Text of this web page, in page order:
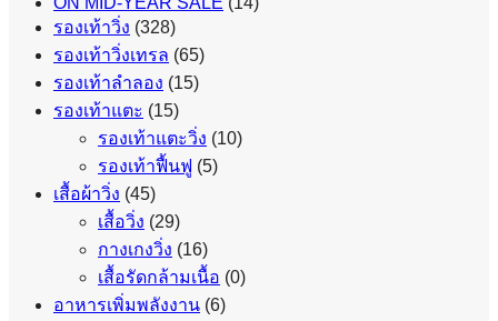
รองเท้าวิ่ง (328)
รองเท้าวิ่งเทรล (65)
รองเท้าลำลอง (15)
รองเท้าแตะ (15)
รองเท้าแตะวิ่ง (10)
รองเท้าฟื้นฟู (5)
เสื้อผ้าวิ่ง (45)
เสื้อวิ่ง (29)
กางเกงวิ่ง (16)
เสื้อรัดกล้ามเนื้อ (0)
อาหารเพิ่มพลังงาน (6)